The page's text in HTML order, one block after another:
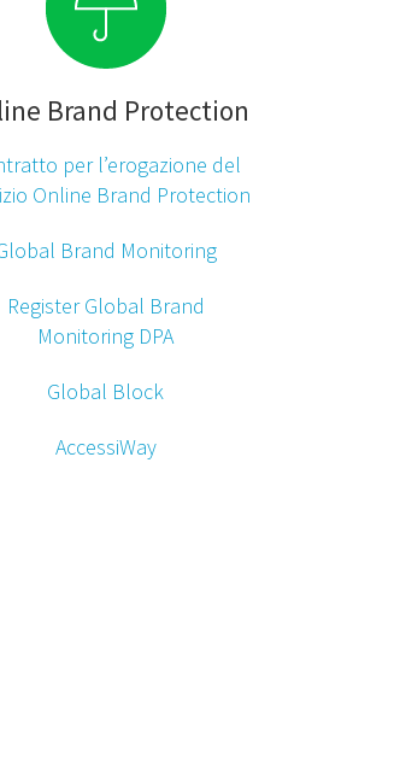
Brand Protection
per l’erogazione del
Online Brand Protection
Brand Monitoring
Register Global Brand
Monitoring DPA
Global Block
AccessiWay